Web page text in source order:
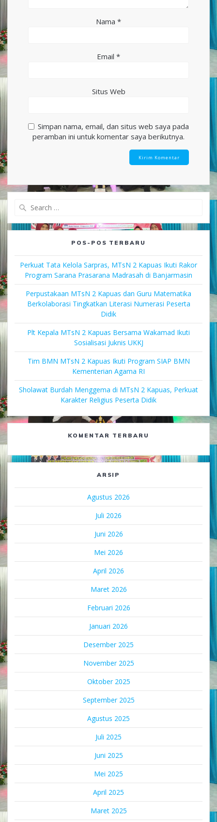
Nama *
Email *
Situs Web
Simpan nama, email, dan situs web saya pada
peramban ini untuk komentar saya berikutnya.
POS-POS TERBARU
Perkuat Tata Kelola Sarpras, MTsN 2 Kapuas Ikuti Rakor
Program Sarana Prasarana Madrasah di Banjarmasin
Perpustakaan MTsN 2 Kapuas dan Guru Matematika
Berkolaborasi Tingkatkan Literasi Numerasi Peserta
Didik
Plt Kepala MTsN 2 Kapuas Bersama Wakamad Ikuti
Sosialisasi Juknis UKKJ
Tim BMN MTsN 2 Kapuas Ikuti Program SIAP BMN
Kementerian Agama RI
Sholawat Burdah Menggema di MTsN 2 Kapuas, Perkuat
Karakter Religius Peserta Didik
KOMENTAR TERBARU
ARSIP
Agustus 2026
Juli 2026
Juni 2026
Mei 2026
April 2026
Maret 2026
Februari 2026
Januari 2026
Desember 2025
November 2025
Oktober 2025
September 2025
Agustus 2025
Juli 2025
Juni 2025
Mei 2025
April 2025
Maret 2025